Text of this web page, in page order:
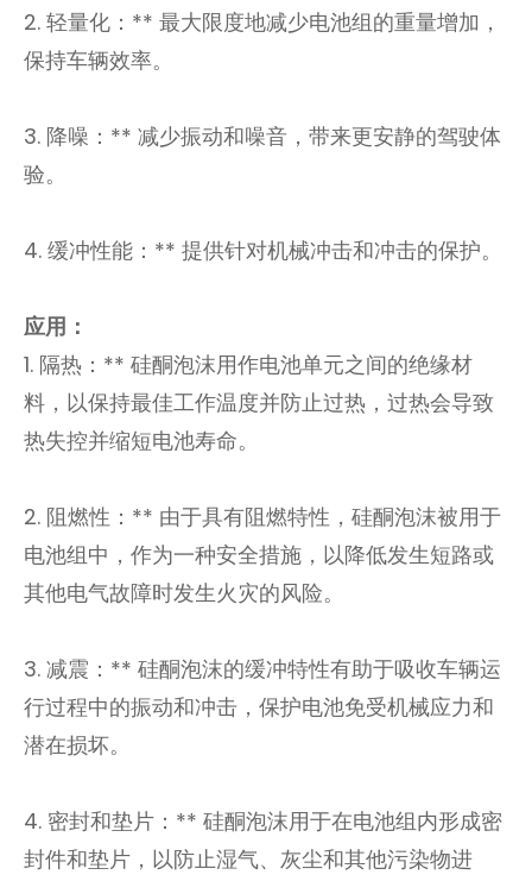
2. 轻量化：** 最大限度地减少电池组的重量增加，
保持车辆效率。
3. 降噪：** 减少振动和噪音，带来更安静的驾驶体
验。
4. 缓冲性能：** 提供针对机械冲击和冲击的保护。
应用：
1. 隔热：** 硅酮泡沫用作电池单元之间的绝缘材
料，以保持最佳工作温度并防止过热，过热会导致
热失控并缩短电池寿命。
2. 阻燃性：** 由于具有阻燃特性，硅酮泡沫被用于
电池组中，作为一种安全措施，以降低发生短路或
其他电气故障时发生火灾的风险。
3. 减震：** 硅酮泡沫的缓冲特性有助于吸收车辆运
行过程中的振动和冲击，保护电池免受机械应力和
潜在损坏。
4. 密封和垫片：** 硅酮泡沫用于在电池组内形成密
封件和垫片，以防止湿气、灰尘和其他污染物进